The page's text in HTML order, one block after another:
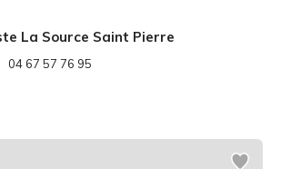
La Source Saint Pierre
04 67 57 76 95